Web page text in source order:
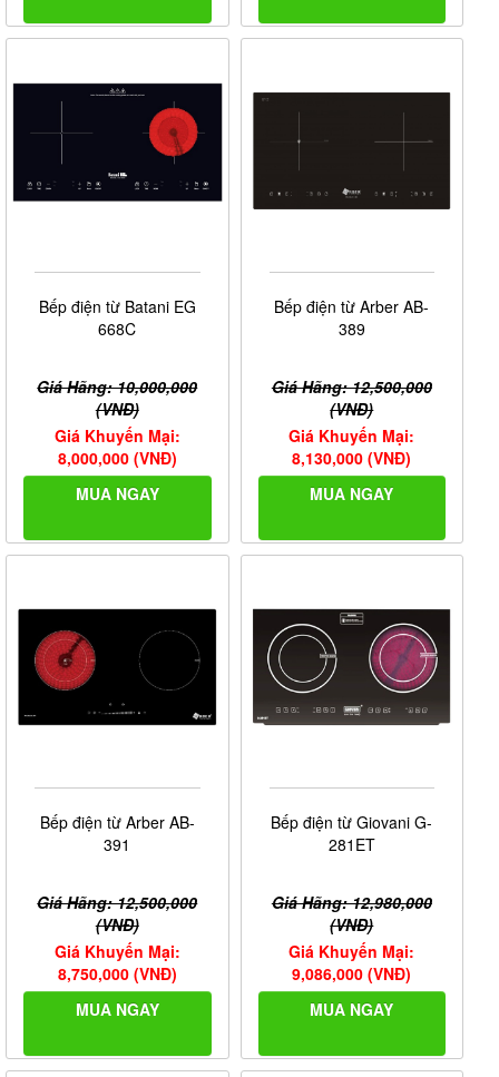
Bếp điện từ Batani EG
668C
Giá Hãng: 10,000,000
(VNĐ)
Giá Khuyến Mại:
8,000,000 (VNĐ)
MUA NGAY
Bếp điện từ Arber AB-
389
Giá Hãng: 12,500,000
(VNĐ)
Giá Khuyến Mại:
8,130,000 (VNĐ)
MUA NGAY
Bếp điện từ Arber AB-
391
Giá Hãng: 12,500,000
(VNĐ)
Giá Khuyến Mại:
8,750,000 (VNĐ)
MUA NGAY
Bếp điện từ Giovani G-
281ET
Giá Hãng: 12,980,000
(VNĐ)
Giá Khuyến Mại:
9,086,000 (VNĐ)
MUA NGAY